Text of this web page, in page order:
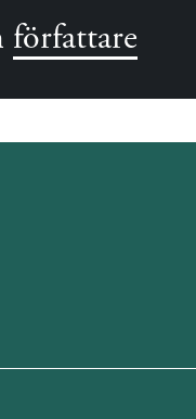
författare